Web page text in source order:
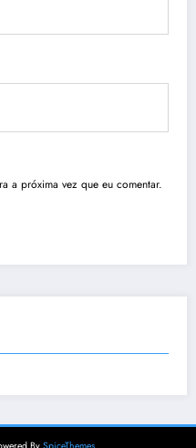
a próxima vez que eu comentar.